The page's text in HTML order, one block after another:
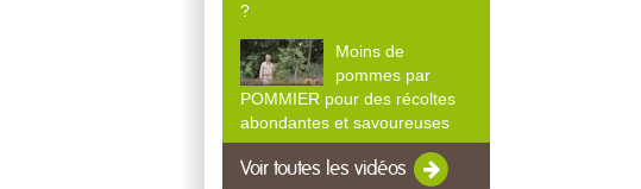
?
Moins de
pommes par
POMMIER pour des récoltes
abondantes et savoureuses
Voir toutes les vidéos